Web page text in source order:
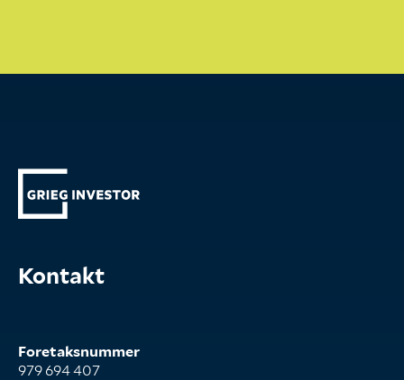
Kontakt
Foretaksnummer
979 694 407